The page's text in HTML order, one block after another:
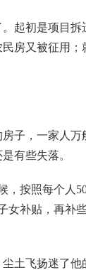
起初是项目拆
房又被征用；
子，一家人万
有些失落。
按照每个人
女补贴，再补
土飞扬迷了他